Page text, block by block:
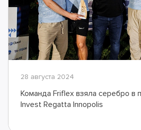
28 августа 2024
Команда Friflex взяла серебро в
Invest Regatta Innopolis